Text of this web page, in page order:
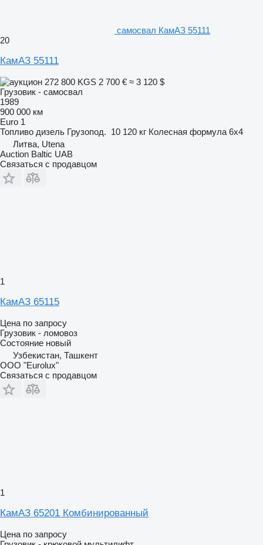
самосвал КамАЗ 55111
20
КамАЗ 55111
272 800 KGS 2 700 € ≈ 3 120 $
Грузовик - самосвал
1989
900 000 км
Euro 1
Топливо дизель Грузопод. 10 120 кг Колесная формула 6x4
Литва, Utena
Auction Baltic UAB
Связаться с продавцом
1
КамАЗ 65115
Цена по запросу
Грузовик - ломовоз
Состояние новый
Узбекистан, Ташкент
ООО "Eurolux"
Связаться с продавцом
1
КамАЗ 65201 Комбинированный
Цена по запросу